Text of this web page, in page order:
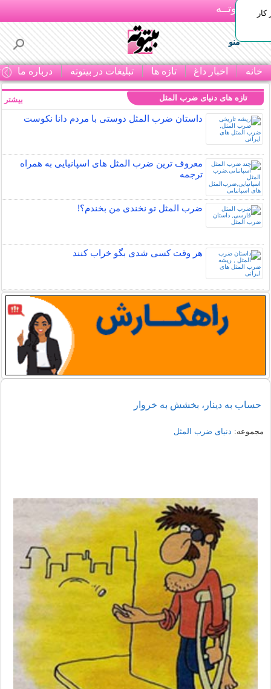
بـیتوتــه
منو
خانه اخبار داغ تازه ها تبلیغات در بیتوته درباره ما
تازه های دنیای ضرب المثل
داستان ضرب المثل دوستی با مردم دانا نكوست
معروف ترین ضرب المثل های اسپانیایی به همراه
ترجمه
ضرب المثل تو نخندی من بخندم؟!
هر وقت کسی شدی بگو خراب کنند
بیشتر
حساب به دینار، بخشش به خروار
مجموعه: دنیای ضرب المثل